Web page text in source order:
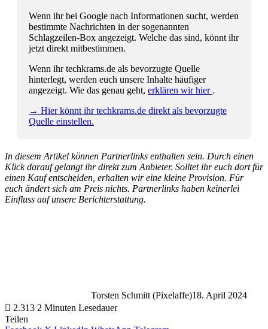
Wenn ihr bei Google nach Informationen sucht, werden
bestimmte Nachrichten in der sogenannten
Schlagzeilen-Box angezeigt. Welche das sind, könnt ihr
jetzt direkt mitbestimmen.
Wenn ihr techkrams.de als bevorzugte Quelle
hinterlegt, werden euch unsere Inhalte häufiger
angezeigt. Wie das genau geht, erklären wir hier .
→ Hier könnt ihr techkrams.de direkt als bevorzugte
Quelle einstellen.
In diesem Artikel können Partnerlinks enthalten sein. Durch einen
Klick darauf gelangt ihr direkt zum Anbieter. Solltet ihr euch dort für
einen Kauf entscheiden, erhalten wir eine kleine Provision. Für
euch ändert sich am Preis nichts. Partnerlinks haben keinerlei
Einfluss auf unsere Berichterstattung.
Torsten Schmitt (Pixelaffe)18. April 2024
2.313 2 Minuten Lesedauer
Teilen